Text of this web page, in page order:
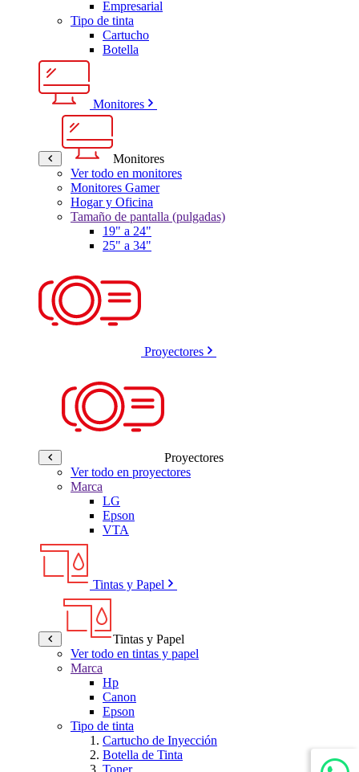
Empresarial
Tipo de tinta
Cartucho
Botella
Monitores
Monitores
Ver todo en monitores
Monitores Gamer
Hogar y Oficina
Tamaño de pantalla (pulgadas)
19" a 24"
25" a 34"
Proyectores
Proyectores
Ver todo en proyectores
Marca
LG
Epson
VTA
Tintas y Papel
Tintas y Papel
Ver todo en tintas y papel
Marca
Hp
Canon
Epson
Tipo de tinta
Cartucho de Inyección
Botella de Tinta
Toner